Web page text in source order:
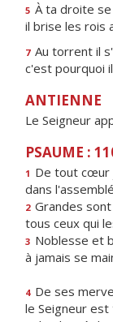
5 À ta droite
il brise les rois
7 Au torrent il
c'est pourquoi
ANTIENNE
Le Seigneur
PSAUME :
1 De tout cœur
dans
2 Grandes
tous ceux qui
3 Noblesse et
à jamais se
4 De ses
le Seigneur